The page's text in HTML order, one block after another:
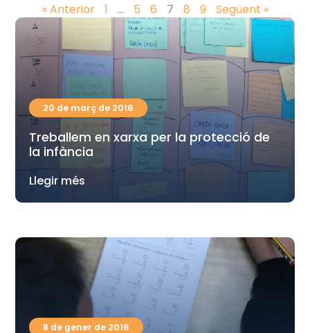
« Anterior 1 … 5 6 7 8 9 Següent »
Treballem en xarxa per la protecció de
la infància
20 de març de 2016
Llegir més
8 de gener de 2016